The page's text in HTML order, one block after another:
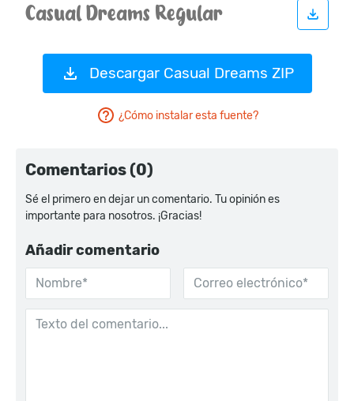
Descargar Casual Dreams ZIP
¿Cómo instalar esta fuente?
Comentarios (0)
Sé el primero en dejar un comentario. Tu opinión es
importante para nosotros. ¡Gracias!
Añadir comentario